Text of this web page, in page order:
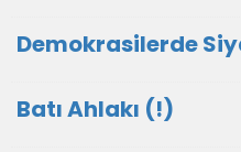
Demokrasilerde
Batı Ahlakı (!)